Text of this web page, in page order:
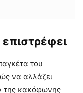
του
να αλλάζει
της κακόφωνης